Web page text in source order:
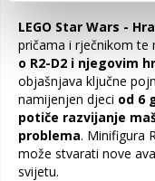
LEGO Star Wars -
pričama i rječnikom te
o R2-D2 i njegovim
objašnjava ključne
namijenjen djeci od 6
potiče razvijanje
problema. Minifigura
može stvarati nove
svijetu.